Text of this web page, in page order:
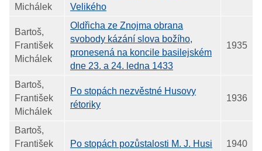
Michálek
Velikého
Bartoš,
František
Michálek
Oldřicha ze Znojma obrana
svobody kázání slova božího,
pronesená na koncile basilejském
dne 23. a 24. ledna 1433
1935
Bartoš,
František
Michálek
Po stopách nezvěstné Husovy
rétoriky
1936
Bartoš,
František
Po stopách pozůstalosti M. J. Husi 1940